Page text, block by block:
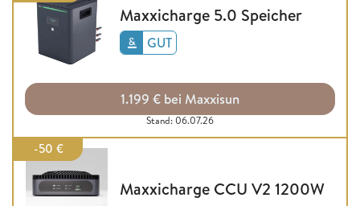
Maxxicharge 5.0 Speicher
GUT
1.199 € bei Maxxisun
Stand: 06.07.26
-50 €
Maxxicharge CCU V2 1200W